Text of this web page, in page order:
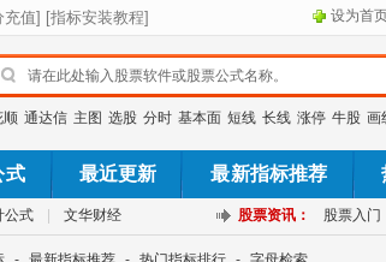
设为首
顺 通达信 主图 选股 分时 基本面 短线 长线 涨停 牛股 画
式 最近更新 最新指标推荐
公式 文华财经 股票资讯： 股票入门